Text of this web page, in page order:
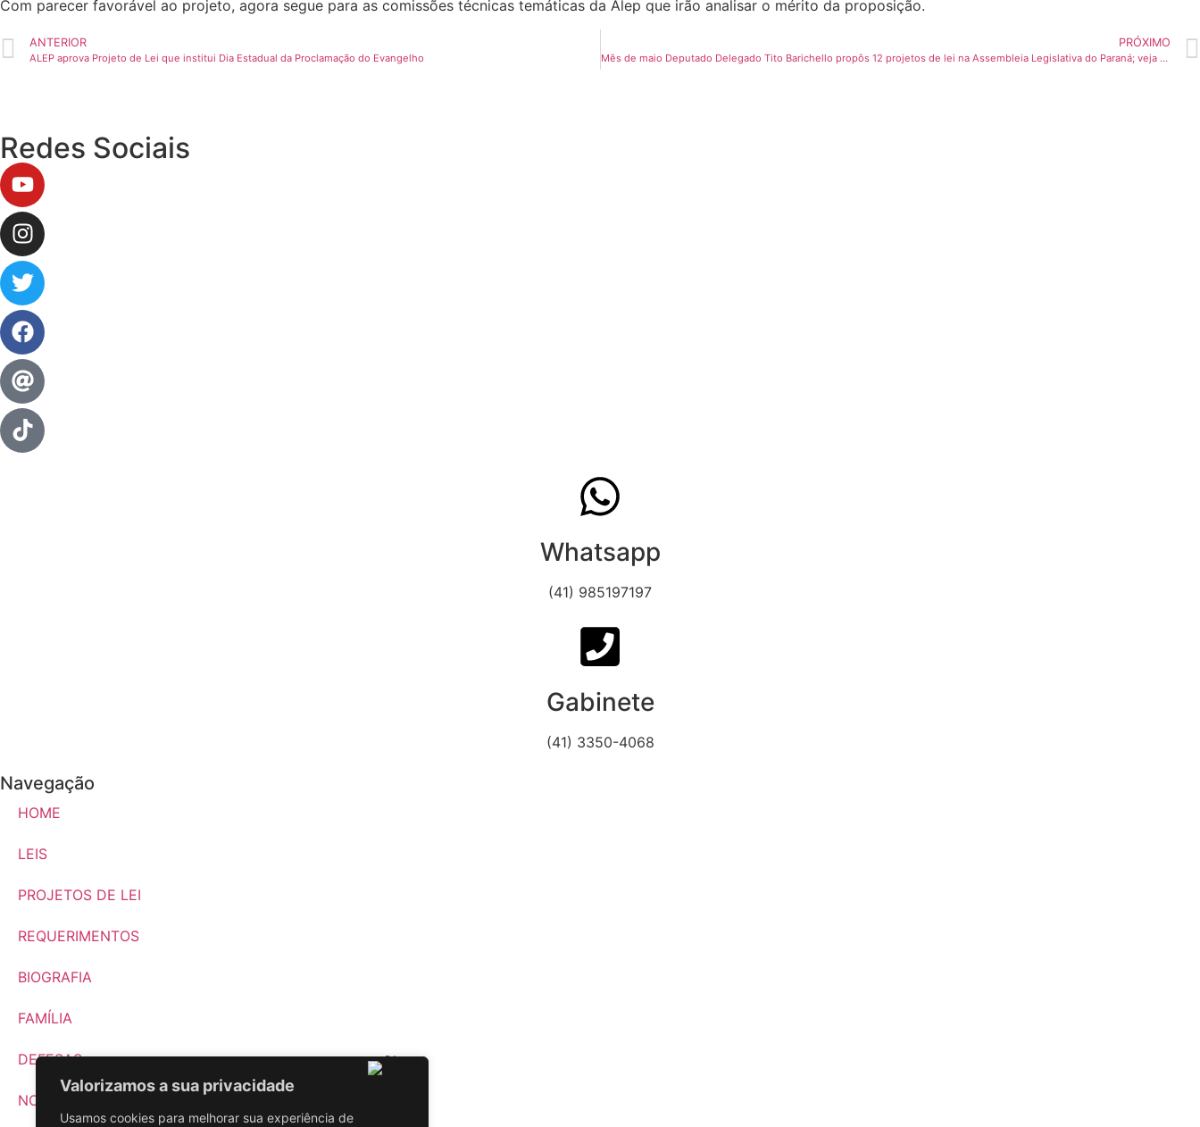
Valorizamos a sua privacidade
Usamos cookies para melhorar sua experiência de
Com parecer favorável ao projeto, agora segue para as comissões técnicas temáticas da Alep que irão analisar o mérito da proposição.
ANTERIOR
ALEP aprova Projeto de Lei que institui Dia Estadual da Proclamação do Evangelho
PRÓXIMO
Mês de maio Deputado Delegado Tito Barichello propôs 12 projetos de lei na Assembleia Legislativa do Paraná; veja quais foram
Redes Sociais
Whatsapp
(41) 985197197
Gabinete
(41) 3350-4068
Navegação
HOME
LEIS
PROJETOS DE LEI
REQUERIMENTOS
BIOGRAFIA
FAMÍLIA
DEFESAS
NOTÍCIAS